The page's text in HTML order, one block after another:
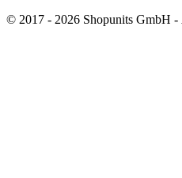
© 2017 - 2026 Shopunits GmbH -